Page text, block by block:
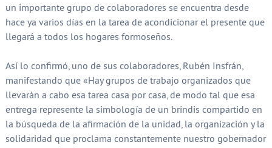
un importante grupo de colaboradores se encuentra desde
hace ya varios días en la tarea de acondicionar el presente que
llegará a todos los hogares formoseños.
Así lo confirmó, uno de sus colaboradores, Rubén Insfrán,
manifestando que «Hay grupos de trabajo organizados que
llevarán a cabo esa tarea casa por casa, de modo tal que esa
entrega represente la simbología de un brindis compartido en
la búsqueda de la afirmación de la unidad, la organización y la
solidaridad que proclama constantemente nuestro gobernador